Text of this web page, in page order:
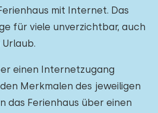
mit Internet. Das
für viele unverzichtbar, auch
einen Internetzugang
Merkmalen des jeweiligen
das Ferienhaus über einen